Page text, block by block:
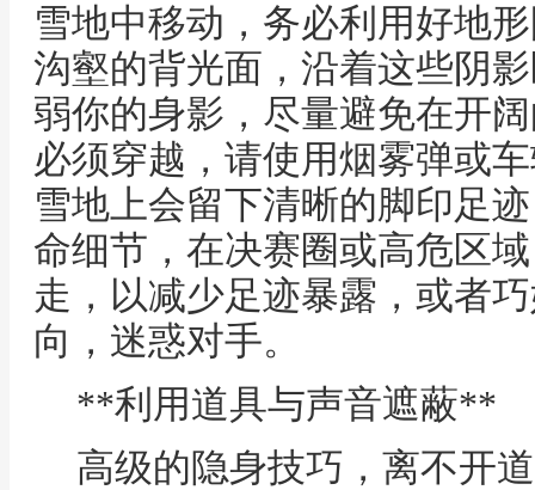
雪地中移动，务必利用好地
沟壑的背光面，沿着这些阴
弱你的身影，尽量避免在开
必须穿越，请使用烟雾弹或
雪地上会留下清晰的脚印足
命细节，在决赛圈或高危区
走，以减少足迹暴露，或者
向，迷惑对手。
**利用道具与声音遮蔽**
高级的隐身技巧，离不开